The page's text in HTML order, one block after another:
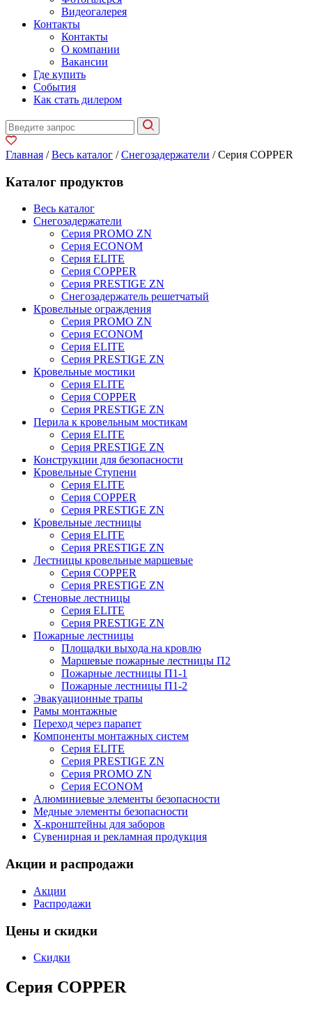
Видеогалерея
Контакты
Контакты
О компании
Вакансии
Где купить
События
Как стать дилером
Главная /Весь каталог /Снегозадержатели / Серия COPPER
Каталог продуктов
Весь каталог
Снегозадержатели
Серия PROMO ZN
Серия ECONOM
Серия ELITE
Серия COPPER
Серия PRESTIGE ZN
Снегозадержатель решетчатый
Кровельные ограждения
Серия PROMO ZN
Серия ECONOM
Серия ELITE
Серия PRESTIGE ZN
Кровельные мостики
Серия ELITE
Серия COPPER
Серия PRESTIGE ZN
Перила к кровельным мостикам
Серия ELITE
Серия PRESTIGE ZN
Конструкции для безопасности
Кровельные Ступени
Серия ELITE
Серия COPPER
Серия PRESTIGE ZN
Кровельные лестницы
Серия ELITE
Серия PRESTIGE ZN
Лестницы кровельные маршевые
Серия COPPER
Серия PRESTIGE ZN
Стеновые лестницы
Серия ELITE
Серия PRESTIGE ZN
Пожарные лестницы
Площадки выхода на кровлю
Маршевые пожарные лестницы П2
Пожарные лестницы П1-1
Пожарные лестницы П1-2
Эвакуационные трапы
Рамы монтажные
Переход через парапет
Компоненты монтажных систем
Серия ELITE
Серия PRESTIGE ZN
Серия PROMO ZN
Серия ECONOM
Алюминиевые элементы безопасности
Медные элементы безопасности
X-кронштейны для заборов
Сувенирная и рекламная продукция
Акции и распродажи
Акции
Распродажи
Цены и скидки
Скидки
Серия COPPER